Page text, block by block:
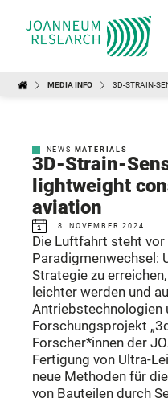
MEDIA INFO 3D-STRAIN-
NEWS MATERIALS
3D-Strain-
lightweight
aviation
8. NOVEMBER 2024
Die Luftfahrt steht vor
Paradigmenwechsel:
Strategie zu
leichter werden und
Antriebstechnologien
Forschungsprojekt
Forscher*innen der
Fertigung von Ultra-
neue Methoden für
von Bauteilen durch